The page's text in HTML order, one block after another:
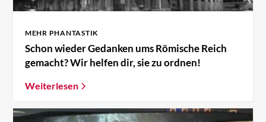
MEHR PHANTASTIK
Schon wieder Gedanken ums Römische Reich
gemacht? Wir helfen dir, sie zu ordnen!
Weiterlesen